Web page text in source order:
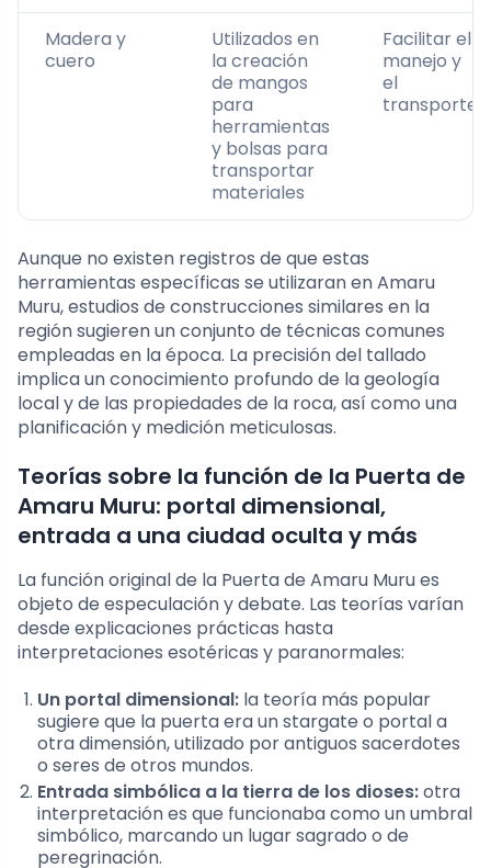
Madera y
cuero
Utilizados en
la creación
de mangos
para
herramientas
y bolsas para
transportar
materiales
Facilitar el
manejo y
el
transporte
Aunque no existen registros de que estas
herramientas específicas se utilizaran en Amaru
Muru, estudios de construcciones similares en la
región sugieren un conjunto de técnicas comunes
empleadas en la época. La precisión del tallado
implica un conocimiento profundo de la geología
local y de las propiedades de la roca, así como una
planificación y medición meticulosas.
Teorías sobre la función de la Puerta de
Amaru Muru: portal dimensional,
entrada a una ciudad oculta y más
La función original de la Puerta de Amaru Muru es
objeto de especulación y debate. Las teorías varían
desde explicaciones prácticas hasta
interpretaciones esotéricas y paranormales:
Un portal dimensional: la teoría más popular
sugiere que la puerta era un stargate o portal a
otra dimensión, utilizado por antiguos sacerdotes
o seres de otros mundos.
Entrada simbólica a la tierra de los dioses:otra
interpretación es que funcionaba como un umbral
simbólico, marcando un lugar sagrado o de
peregrinación.